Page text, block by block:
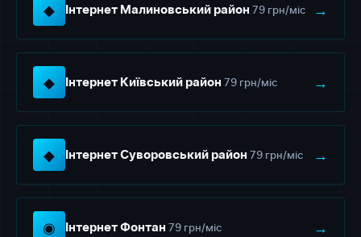
◆ Інтернет Малиновський район 79 грн/міс →
◆ Інтернет Київський район 79 грн/міс →
◆ Інтернет Суворовський район 79 грн/міс →
◉ Інтернет Фонтан 79 грн/міс →